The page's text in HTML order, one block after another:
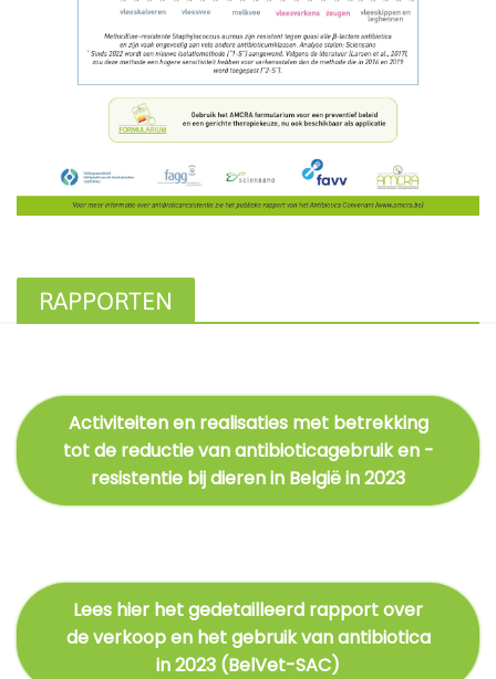
RAPPORTEN
Activiteiten en realisaties met betrekking
tot de reductie van antibioticagebruik en -
resistentie bij dieren in België in 2023
Lees hier het gedetailleerd rapport over
de verkoop en het gebruik van antibiotica
in 2023 (BelVet-SAC)